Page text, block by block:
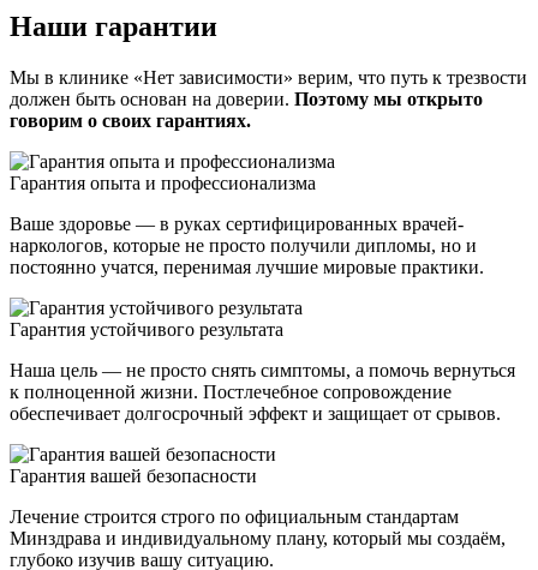
Наши гарантии
Мы в клинике «Нет зависимости» верим, что путь к трезвости
должен быть основан на доверии. Поэтому мы открыто
говорим о своих гарантиях.
Гарантия опыта и профессионализма
Ваше здоровье — в руках сертифицированных врачей-
наркологов, которые не просто получили дипломы, но и
постоянно учатся, перенимая лучшие мировые практики.
Гарантия устойчивого результата
Наша цель — не просто снять симптомы, а помочь вернуться
к полноценной жизни. Постлечебное сопровождение
обеспечивает долгосрочный эффект и защищает от срывов.
Гарантия вашей безопасности
Лечение строится строго по официальным стандартам
Минздрава и индивидуальному плану, который мы создаём,
глубоко изучив вашу ситуацию.